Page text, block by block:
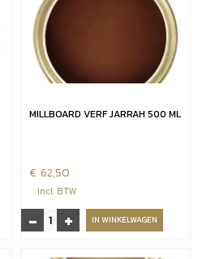
MILLBOARD VERF JARRAH 500 ML
€ 62,50
incl. BTW
-
Millboard
verf
+ IN WINKELWAGEN